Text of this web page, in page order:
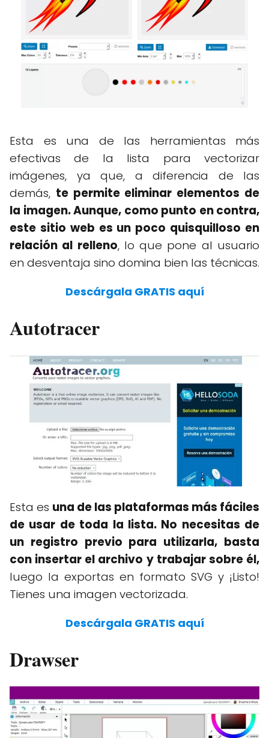
Esta es una de las herramientas más
efectivas de la lista para vectorizar
imágenes, ya que, a diferencia de las
demás, te permite eliminar elementos de
la imagen. Aunque, como punto en contra,
este sitio web es un poco quisquilloso en
relación al relleno, lo que pone al usuario
en desventaja sino domina bien las técnicas.
Descárgala GRATIS aquí
Autotracer
Esta es una de las plataformas más fáciles
de usar de toda la lista. No necesitas de
un registro previo para utilizarla, basta
con insertar el archivo y trabajar sobre él,
luego la exportas en formato SVG y ¡Listo!
Tienes una imagen vectorizada.
Descárgala GRATIS aquí
Drawser